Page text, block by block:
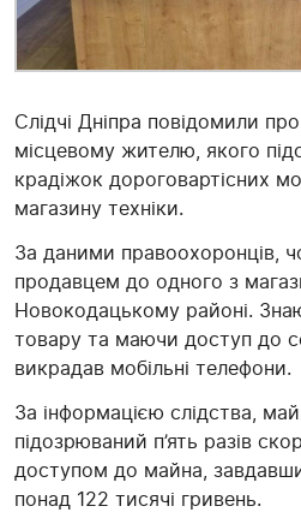
Слідчі Дніпра повідомили
місцевому жителю, якого
крадіжок дороговартісних
магазину техніки.
За даними правоохоронців,
продавцем до одного з
Новокодацькому районі.
товару та маючи доступ до
викрадав мобільні телефони.
За інформацією слідства,
підозрюваний п’ять разів
доступом до майна,
понад 122 тисячі гривень.